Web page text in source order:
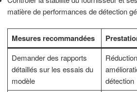
matière de performances de détection
Mesures recommandées
Demander des rapports
détaillés sur les essais du
modèle
détection